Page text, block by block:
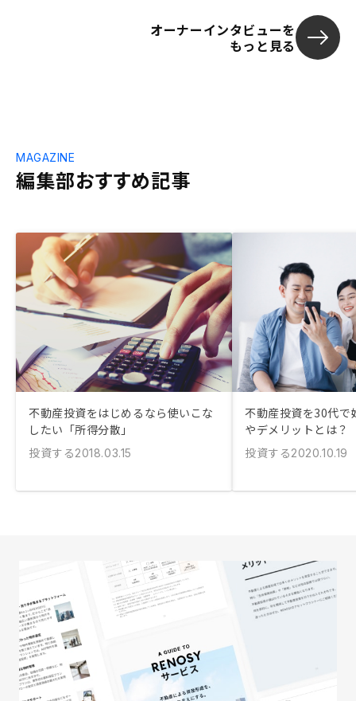
オーナーインタビューを
もっと見る
編集部おすすめ記事
MAGAZINE
不動産投資をはじめるなら使いこな
したい「所得分散」
投資する2018.03.15
不動産投資を30代で
やデメリットとは？
投資する2020.10.19